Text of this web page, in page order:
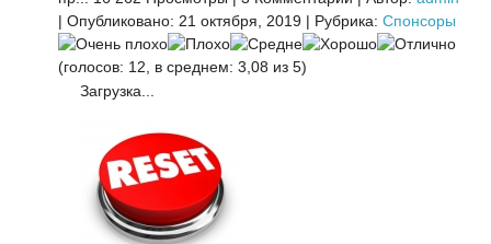
| Опубликовано: 21 октября, 2019 | Рубрика: Спонсоры
(голосов: 12, в среднем: 3,08 из 5)
Загрузка...